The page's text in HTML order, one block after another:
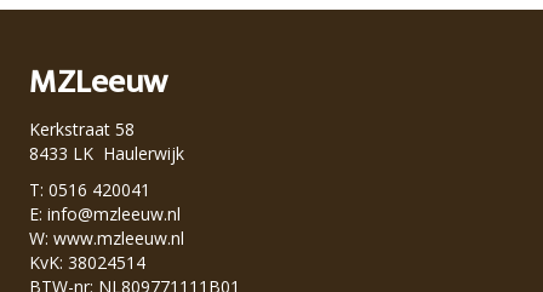
MZLeeuw
Kerkstraat 58
8433 LK Haulerwijk
T: 0516 420041
E: info@mzleeuw.nl
W: www.mzleeuw.nl
KvK: 38024514
BTW-nr: NL809771111B01